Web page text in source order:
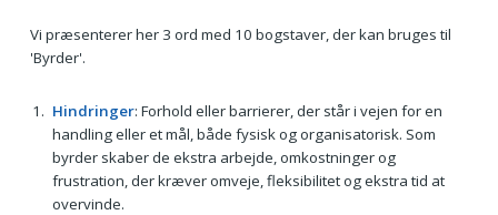
Vi præsenterer her 3 ord med 10 bogstaver, der kan bruges til
'Byrder'.
Hindringer: Forhold eller barrierer, der står i vejen for en
handling eller et mål, både fysisk og organisatorisk. Som
byrder skaber de ekstra arbejde, omkostninger og
frustration, der kræver omveje, fleksibilitet og ekstra tid at
overvinde.